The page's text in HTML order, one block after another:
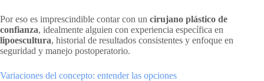
Por eso es imprescindible contar con un cirujano plástico de
confianza, idealmente alguien con experiencia específica en
lipoescultura, historial de resultados consistentes y enfoque en
seguridad y manejo postoperatorio.
Variaciones del concepto: entender las opciones